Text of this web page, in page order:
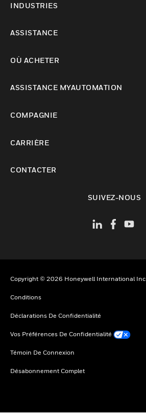
INDUSTRIES
ASSISTANCE
OÙ ACHETER
ASSISTANCE MYAUTOMATION
COMPAGNIE
CARRIÈRE
CONTACTER
SUIVEZ-NOUS
Copyright © 2026 Honeywell International Inc
Conditions
Déclarations De Confidentialité
Vos Préférences De Confidentialité
Témoin De Connexion
Désabonnement Complet